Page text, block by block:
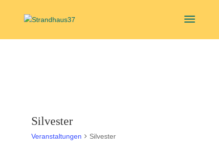
Silvester
Veranstaltungen Silvester